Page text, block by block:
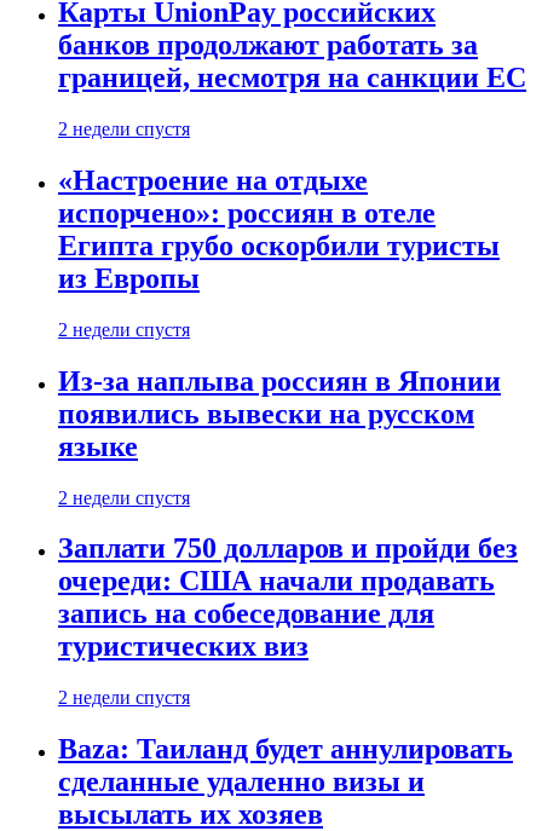
Карты UnionPay российских
банков продолжают работать за
границей, несмотря на санкции ЕС
2 недели спустя
«Настроение на отдыхе
испорчено»: россиян в отеле
Египта грубо оскорбили туристы
из Европы
2 недели спустя
Из-за наплыва россиян в Японии
появились вывески на русском
языке
2 недели спустя
Заплати 750 долларов и пройди без
очереди: США начали продавать
запись на собеседование для
туристических виз
2 недели спустя
Baza: Таиланд будет аннулировать
сделанные удаленно визы и
высылать их хозяев